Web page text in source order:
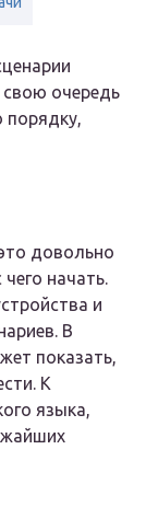
очередь
порядку,
довольно
начать.
и
В
показать,
К
языка,